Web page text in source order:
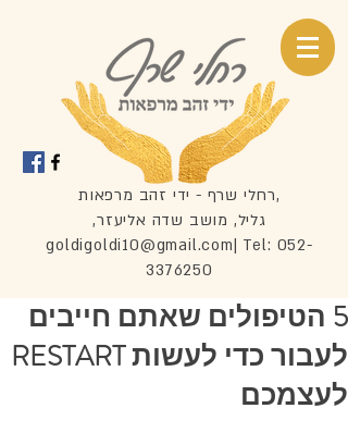
רחלי שרף - ידי זהב מרפאות,
,גליל, מושב שדה אליעזר
goldigoldi10@gmail.com| Tel: 052-
3376250
5 הטיפולים שאתם חייבים
לעבור כדי לעשות RESTART
לעצמכם